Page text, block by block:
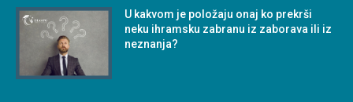
U kakvom je položaju onaj ko prekrši
neku ihramsku zabranu iz zaborava ili iz
neznanja?